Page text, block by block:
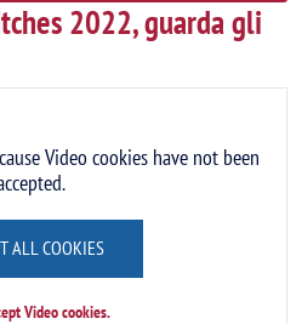
2022, guarda gli
Video cookies have not been
ALL COOKIES
Video cookies.